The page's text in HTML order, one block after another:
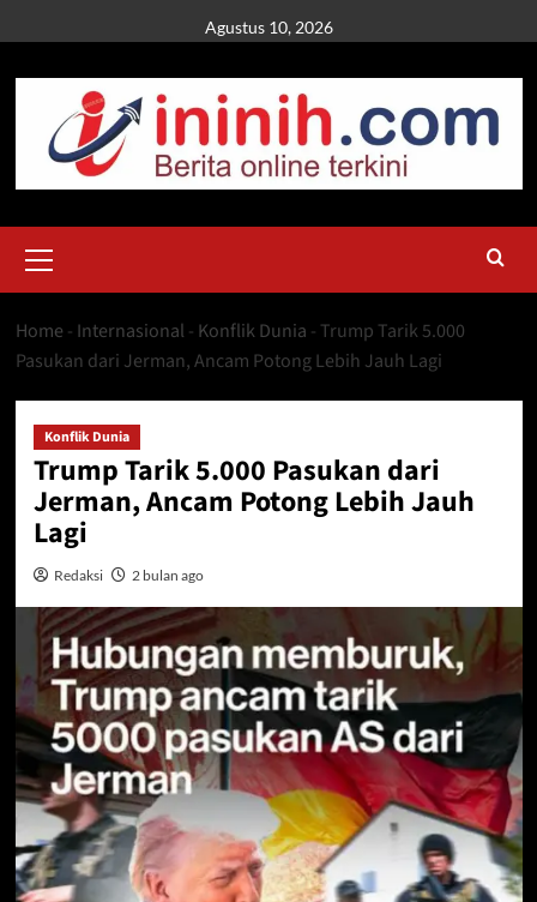
to
content
Agustus 10, 2026
Menu
Home - Internasional - Konflik Dunia - Trump Tarik 5.000
Pasukan dari Jerman, Ancam Potong Lebih Jauh Lagi
Konflik Dunia
Trump Tarik 5.000 Pasukan dari
Jerman, Ancam Potong Lebih Jauh
Lagi
Redaksi 2 bulan ago